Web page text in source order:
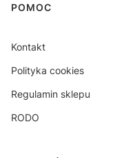
Linki w stopce
POMOC
Kontakt
Polityka cookies
Regulamin sklepu
RODO